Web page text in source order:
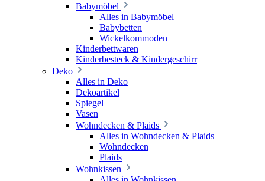
Babymöbel
Alles in Babymöbel
Babybetten
Wickelkommoden
Kinderbettwaren
Kinderbesteck & Kindergeschirr
Deko
Alles in Deko
Dekoartikel
Spiegel
Vasen
Wohndecken & Plaids
Alles in Wohndecken & Plaids
Wohndecken
Plaids
Wohnkissen